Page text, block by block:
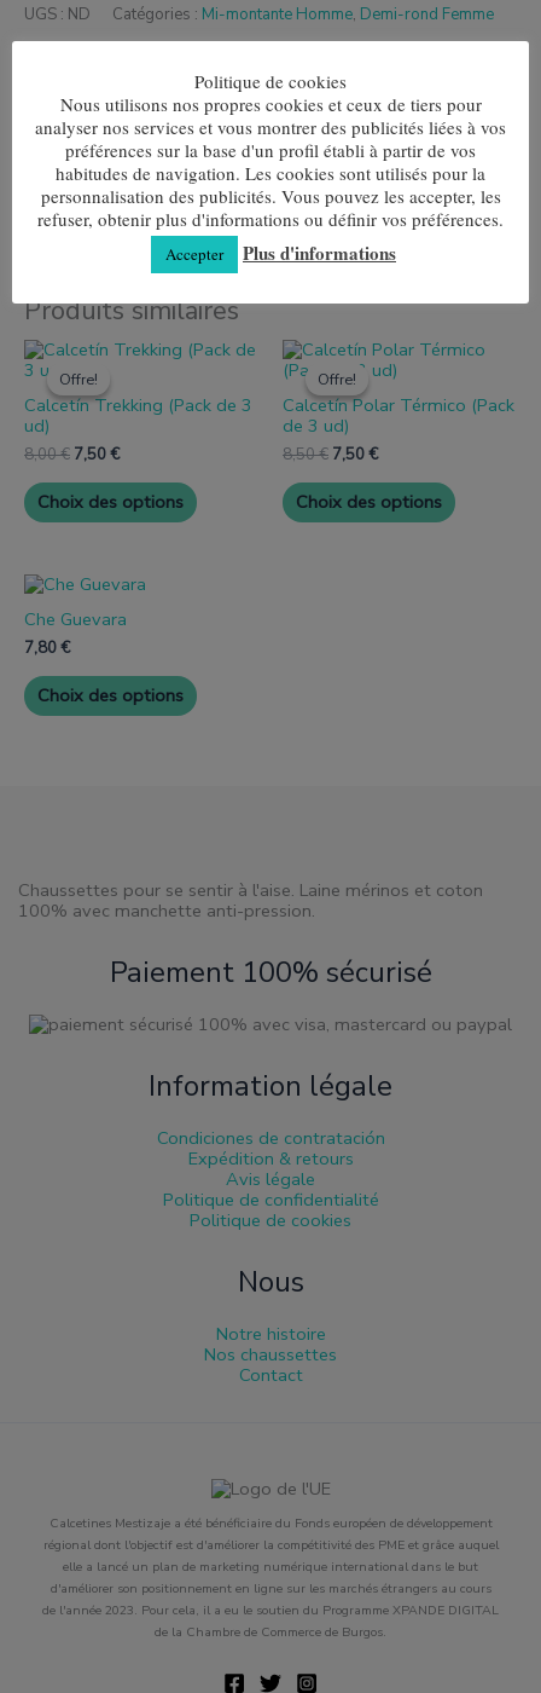
UGS : ND Catégories : Mi-montante Homme, Demi-rond Femme
Informations complémentaires
Taille 35-40, 40-45
Produits similaires
Offre!
Offre!
Calcetín Trekking (Pack de 3
ud)
8,00€
Le
prix
initial
était :
7,50€
Le
est :
Choix des options
Ce
plusieurs
peuvent
être
Offre!
Offre!
Calcetín Polar Térmico (Pack
de 3 ud)
8,50€
Le
prix
initial
était :
8,50 €.
7,50€
Le
prix
est :
Choix des options
Ce
plusieurs
peuvent
être
Che Guevara
7,80€
Choix des options Les
options
Chaussettes pour se sentir à l'aise. Laine mérinos et coton
100% avec manchette anti-pression.
Paiement 100% sécurisé
Information légale
Condiciones de contratación
Expédition & retours
Avis légale
Politique de confidentialité
Politique de cookies
Nous
Notre histoire
Nos chaussettes
Contact
Calcetines Mestizaje a été bénéficiaire du Fonds européen de développement
régional dont l'objectif est d'améliorer la compétitivité des PME et grâce auquel
elle a lancé un plan de marketing numérique international dans le but
d'améliorer son positionnement en ligne sur les marchés étrangers au cours
de l'année 2023. Pour cela, il a eu le soutien du Programme XPANDE DIGITAL
de la Chambre de Commerce de Burgos.
Politique de cookies
Nous utilisons nos propres cookies et ceux de tiers pour
analyser nos services et vous montrer des publicités liées à vos
préférences sur la base d'un profil établi à partir de vos
habitudes de navigation. Les cookies sont utilisés pour la
personnalisation des publicités. Vous pouvez les accepter, les
refuser, obtenir plus d'informations ou définir vos préférences.
Accepter Plus d'informations